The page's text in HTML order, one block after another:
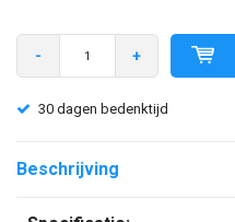
- +
30 dagen bedenktijd
Beschrijving